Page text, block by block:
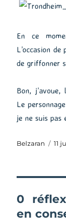
En ce
L’occasion
de griffonner
Bon,
Le
je ne suis pas
Auteur
Belzaran 11
0
en